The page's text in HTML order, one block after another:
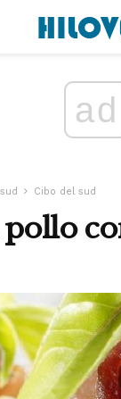
ad
Cibo del sud